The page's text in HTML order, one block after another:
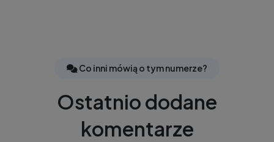
Co inni mówią o tym numerze?
Ostatnio dodane
komentarze